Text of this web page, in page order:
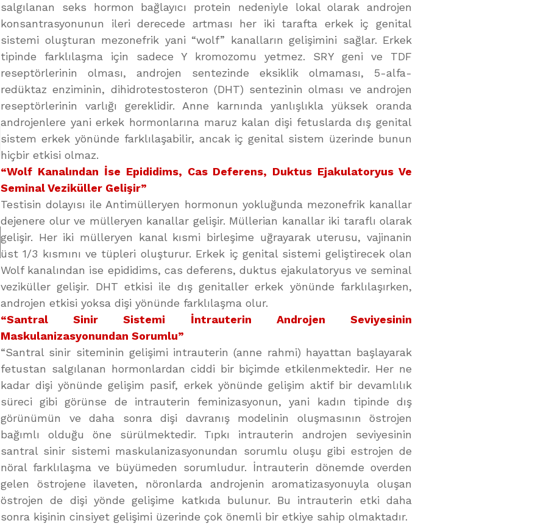
salgılanan seks hormon bağlayıcı protein nedeniyle lokal olarak androjen
konsantrasyonunun ileri derecede artması her iki tarafta erkek iç genital
sistemi oluşturan mezonefrik yani “wolf” kanalların gelişimini sağlar. Erkek
tipinde farklılaşma için sadece Y kromozomu yetmez. SRY geni ve TDF
reseptörlerinin olması, androjen sentezinde eksiklik olmaması, 5-alfa-
redüktaz enziminin, dihidrotestosteron (DHT) sentezinin olması ve androjen
reseptörlerinin varlığı gereklidir. Anne karnında yanlışlıkla yüksek oranda
androjenlere yani erkek hormonlarına maruz kalan dişi fetuslarda dış genital
sistem erkek yönünde farklılaşabilir, ancak iç genital sistem üzerinde bunun
hiçbir etkisi olmaz.
“Wolf Kanalından İse Epididims, Cas Deferens, Duktus Ejakulatoryus Ve
Seminal Veziküller Gelişir”
Testisin dolayısı ile Antimülleryen hormonun yokluğunda mezonefrik kanallar
dejenere olur ve mülleryen kanallar gelişir. Müllerian kanallar iki taraflı olarak
gelişir. Her iki mülleryen kanal kısmi birleşime uğrayarak uterusu, vajinanin
üst 1/3 kısmını ve tüpleri oluşturur. Erkek iç genital sistemi geliştirecek olan
Wolf kanalından ise epididims, cas deferens, duktus ejakulatoryus ve seminal
veziküller gelişir. DHT etkisi ile dış genitaller erkek yönünde farklılaşırken,
androjen etkisi yoksa dişi yönünde farklılaşma olur.
“Santral Sinir Sistemi İntrauterin Androjen Seviyesinin
Maskulanizasyonundan Sorumlu”
“Santral sinir siteminin gelişimi intrauterin (anne rahmi) hayattan başlayarak
fetustan salgılanan hormonlardan ciddi bir biçimde etkilenmektedir. Her ne
kadar dişi yönünde gelişim pasif, erkek yönünde gelişim aktif bir devamlılık
süreci gibi görünse de intrauterin feminizasyonun, yani kadın tipinde dış
görünümün ve daha sonra dişi davranış modelinin oluşmasının östrojen
bağımlı olduğu öne sürülmektedir. Tıpkı intrauterin androjen seviyesinin
santral sinir sistemi maskulanizasyonundan sorumlu oluşu gibi estrojen de
nöral farklılaşma ve büyümeden sorumludur. İntrauterin dönemde overden
gelen östrojene ilaveten, nöronlarda androjenin aromatizasyonuyla oluşan
östrojen de dişi yönde gelişime katkıda bulunur. Bu intrauterin etki daha
sonra kişinin cinsiyet gelişimi üzerinde çok önemli bir etkiye sahip olmaktadır.